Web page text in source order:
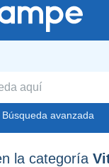
Búsqueda avanzada
la categoría